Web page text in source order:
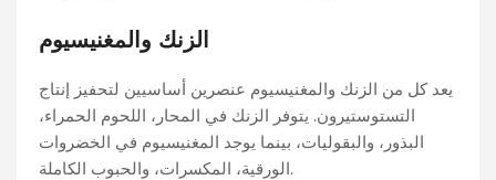
الزنك والمغنيسيوم
يعد كل من الزنك والمغنيسيوم عنصرين أساسيين لتحفيز إنتاج
التستوستيرون. يتوفر الزنك في المحار، اللحوم الحمراء،
البذور، والبقوليات، بينما يوجد المغنيسيوم في الخضروات
الورقية، المكسرات، والحبوب الكاملة.